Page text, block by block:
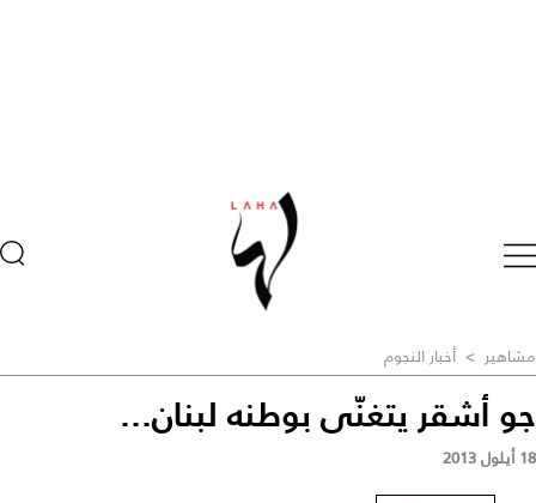
مشاهير > أخبار النجوم
جو أشقر يتغنّى بوطنه لبنان...
18 أيلول 2013